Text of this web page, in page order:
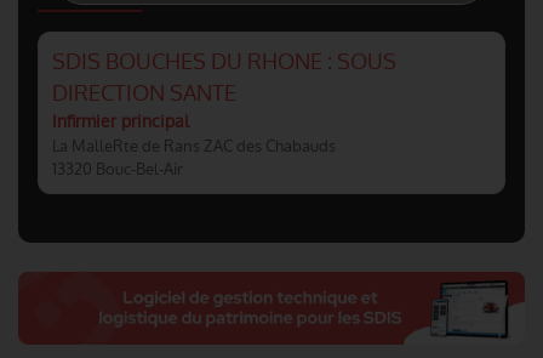
SDIS BOUCHES DU RHONE : SOUS
DIRECTION SANTE
Infirmier principal
La MalleRte de Rans ZAC des Chabauds
13320 Bouc-Bel-Air